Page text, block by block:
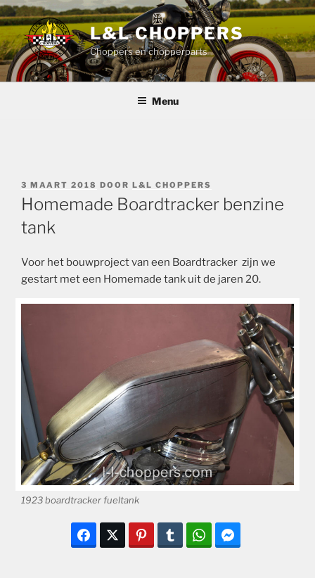
Ga
naar
de
inhoud
L&L CHOPPERS
Choppers en chopperparts
Menu
GEPLAATST
OP
3 MAART 2018 DOOR L&L CHOPPERS
Homemade Boardtracker benzine
tank
Voor het bouwproject van een Boardtracker zijn we
gestart met een Homemade tank uit de jaren 20.
1923 boardtracker fueltank